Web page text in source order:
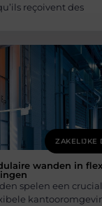
reçoivent des
ZAKELIJKE
wanden in
spelen een